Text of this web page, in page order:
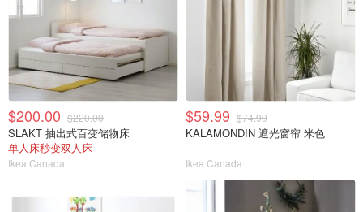
$200.00 $220.00
SLAKT 抽出式百变储物床
单人床秒变双人床
Ikea Canada
$59.99 $74.99
KALAMONDIN 遮光窗帘 米色
Ikea Canada